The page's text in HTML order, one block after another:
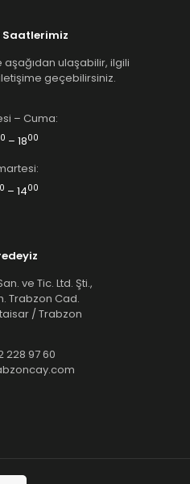
Saatlerimiz
ulaşabilir, ilgili
geçebilirsiniz.
– Cuma:
– 1800
– 1400
ve Tic. Ltd. Şti.,
Trabzon Cad.
/ Trabzon
228 97 60